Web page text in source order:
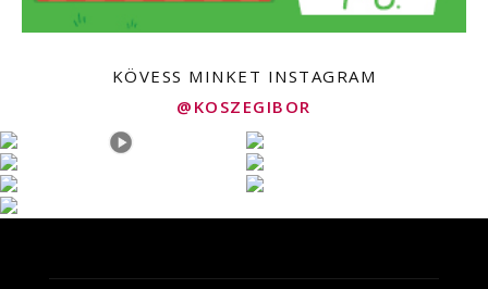
KÖVESS MINKET INSTAGRAM
@KOSZEGIBOR